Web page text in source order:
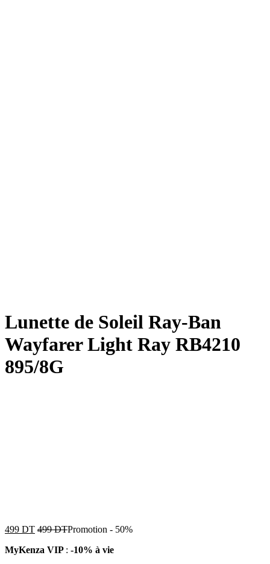
Lunette de Soleil Ray-Ban
Wayfarer Light Ray RB4210
895/8G
499 DT 499DTPromotion - 50%
MyKenza VIP : -10% à vie